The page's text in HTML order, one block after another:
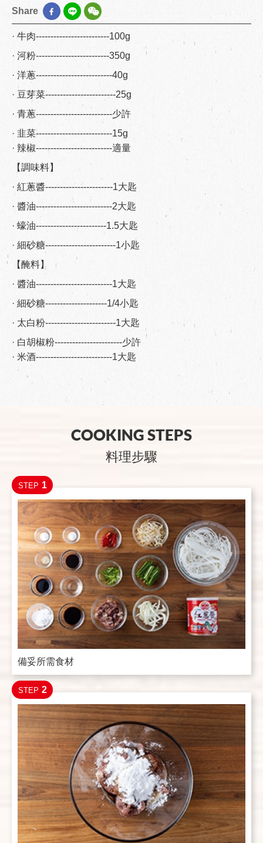
Share
· 牛肉-------------------------100g
· 河粉-------------------------350g
· 洋蔥--------------------------40g
· 豆芽菜------------------------25g
· 青蔥--------------------------少許
· 韭菜--------------------------15g
· 辣椒--------------------------適量
【調味料】
· 紅蔥醬-----------------------1大匙
· 醬油--------------------------2大匙
· 蠔油------------------------1.5大匙
· 細砂糖------------------------1小匙
【醃料】
· 醬油--------------------------1大匙
· 細砂糖---------------------1/4小匙
· 太白粉------------------------1大匙
· 白胡椒粉-----------------------少許
· 米酒--------------------------1大匙
COOKING STEPS
料理步驟
STEP 1
備妥所需食材
STEP 2